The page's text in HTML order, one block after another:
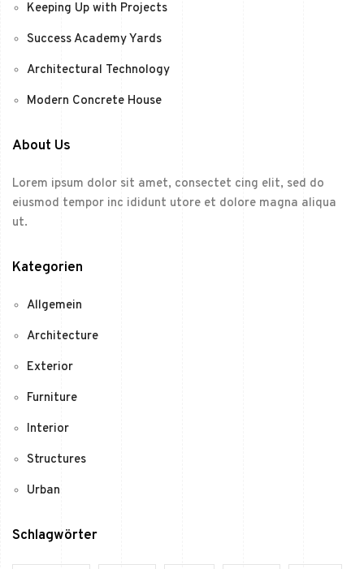
Keeping Up with Projects
Success Academy Yards
Architectural Technology
Modern Concrete House
About Us
Lorem ipsum dolor sit amet, consectet cing elit, sed do
eiusmod tempor inc ididunt utore et dolore magna aliqua
ut.
Kategorien
Allgemein
Architecture
Exterior
Furniture
Interior
Structures
Urban
Schlagwörter